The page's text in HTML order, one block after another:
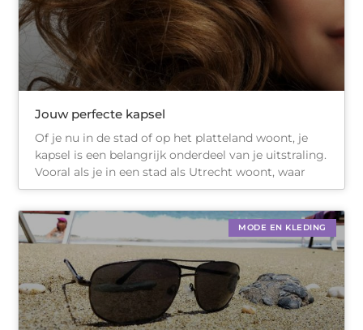
Jouw perfecte kapsel
Of je nu in de stad of op het platteland woont, je
kapsel is een belangrijk onderdeel van je uitstraling.
Vooral als je in een stad als Utrecht woont, waar
MODE EN KLEDING